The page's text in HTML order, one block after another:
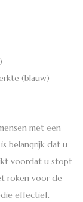
(blauw)
met een
belangrijk dat u
voordat u stopt
roken voor de
effectief.